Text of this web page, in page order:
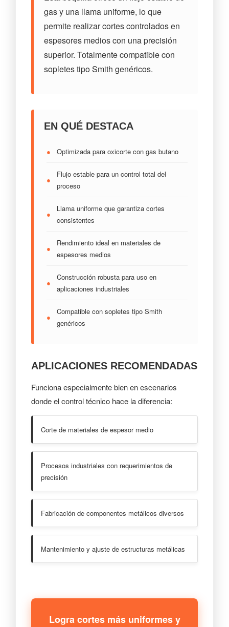
gas y una llama uniforme, lo que
permite realizar cortes controlados en
espesores medios con una precisión
superior. Totalmente compatible con
sopletes tipo Smith genéricos.
EN QUÉ DESTACA
● Optimizada para oxicorte con gas butano
●
Flujo estable para un control total del
proceso
●
Llama uniforme que garantiza cortes
consistentes
●
Rendimiento ideal en materiales de
espesores medios
●
Construcción robusta para uso en
aplicaciones industriales
●
Compatible con sopletes tipo Smith
genéricos
APLICACIONES RECOMENDADAS
Funciona especialmente bien en escenarios
donde el control técnico hace la diferencia:
Corte de materiales de espesor medio
Procesos industriales con requerimientos de
precisión
Fabricación de componentes metálicos diversos
Mantenimiento y ajuste de estructuras metálicas
Logra cortes más uniformes y